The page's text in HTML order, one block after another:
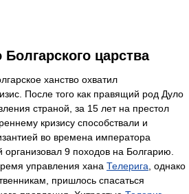
царства
ханство охватил
После того как правящий род Дуло
страной, за 15 лет на престол
кризису способствали и
во времена императора
организовал 9 походов на Болгарию.
управления хана Телерига, однако
пришлось спасаться